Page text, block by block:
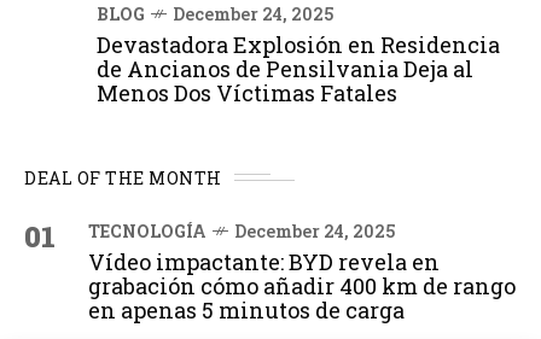
BLOG December 24, 2025
Devastadora Explosión en Residencia
de Ancianos de Pensilvania Deja al
Menos Dos Víctimas Fatales
DEAL OF THE MONTH
01 TECNOLOGÍA December 24, 2025
Vídeo impactante: BYD revela en
grabación cómo añadir 400 km de rango
en apenas 5 minutos de carga